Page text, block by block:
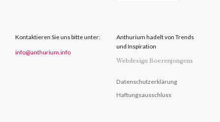
Kontaktieren Sie uns bitte unter:
info@anthurium.info
Anthurium hadelt von Trends
und Inspiration
Webdesign Boerenjongens
Datenschutzerklärung
Haftungsausschluss